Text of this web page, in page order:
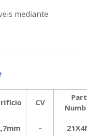
mediante
CV
Part
Number
– 21X4M